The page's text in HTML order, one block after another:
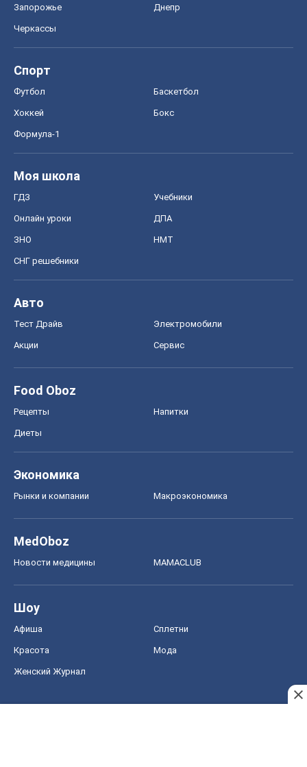
Запорожье Днепр
Черкассы
Спорт
Футбол Баскетбол
Хоккей Бокс
Формула-1
Моя школа
ГДЗ Учебники
Онлайн уроки ДПА
ЗНО НМТ
СНГ решебники
Авто
Тест Драйв Электромобили
Акции Сервис
Food Oboz
Рецепты Напитки
Диеты
Экономика
Рынки и компании Mакроэкономика
MedOboz
Новости медицины MAMACLUB
Шоу
Афиша Сплетни
Красота Мода
Женский Журнал